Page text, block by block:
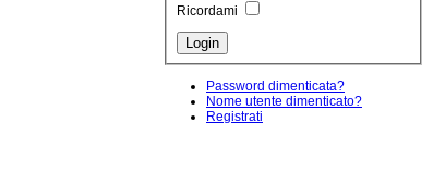
Ricordami
Password dimenticata?
Nome utente dimenticato?
Registrati